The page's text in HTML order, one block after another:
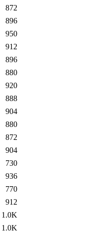
872
896
950
912
896
880
920
888
904
880
872
904
730
936
770
912
1.0K
1.0K